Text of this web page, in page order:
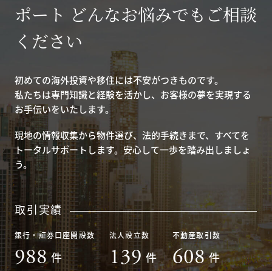
ポート どんなお悩みでもご相談
ください
初めての海外投資や移住には不安がつきものです。
私たちは専門知識と経験を活かし、お客様の夢を実現する
お手伝いをいたします。
現地の情報収集から物件選び、法的手続きまで、すべてを
トータルサポートします。安心して一歩を踏み出しましょ
う。
取引実績
銀行・証券口座開設数
988 件
法人設立数
139 件
不動産取引数
608 件